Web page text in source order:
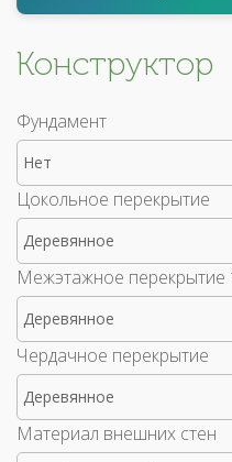
Конструктор
Фундамент
Нет
Цокольное перекрытие
Деревянное
Межэтажное перекрытие
Деревянное
Чердачное перекрытие
Деревянное
Материал внешних стен